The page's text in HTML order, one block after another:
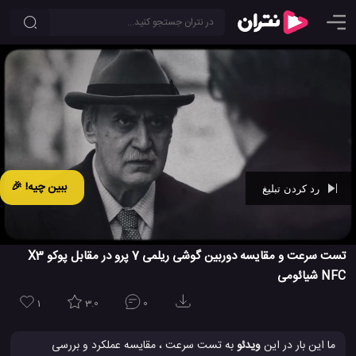
ببین چیه! 🎉
تست سرعت و مقایسه دوربین گوشی ریلمی 7 پرو در مقابل پوکو X3
NFC شیائومی
1 3.0 0
ما این بار در اینویدئوبه تست سرعت ، مقایسه عملکرد و بررسی